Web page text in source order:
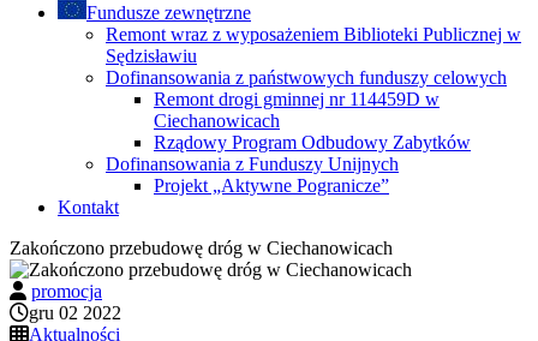
Fundusze zewnętrzne
Remont wraz z wyposażeniem Biblioteki Publicznej w
Sędzisławiu
Dofinansowania z państwowych funduszy celowych
Remont drogi gminnej nr 114459D w
Ciechanowicach
Rządowy Program Odbudowy Zabytków
Dofinansowania z Funduszy Unijnych
Projekt „Aktywne Pogranicze”
Kontakt
Zakończono przebudowę dróg w Ciechanowicach
promocja
gru 02 2022
Aktualności